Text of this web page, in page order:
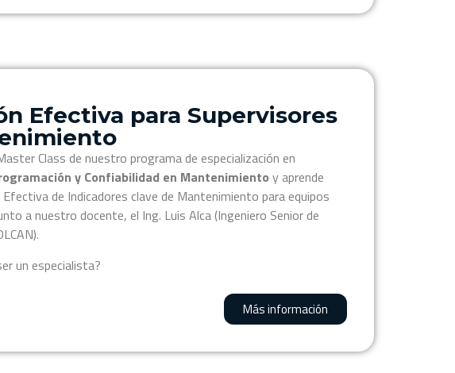
Efectiva para Supervisores
Class de nuestro programa de especialización en
y Confiabilidad en Mantenimiento y aprende
Efectiva de Indicadores clave de Mantenimiento para equipos
a nuestro docente, el Ing. Luis Alca (Ingeniero Senior de
un especialista?
Más información